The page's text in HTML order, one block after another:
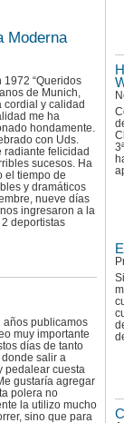
Moderna
1972 “Queridos
de Munich,
cordial y calidad
me ha
hondamente.
con Uds.
radiante felicidad
sucesos. Ha
el tiempo de
y dramáticos
nueve días
ingresaron a la
deportistas
años publicamos
muy importante
días de tanto
donde salir a
pedalear cuesta
gustaría agregar
polera no
la utilizo mucho
sino que para